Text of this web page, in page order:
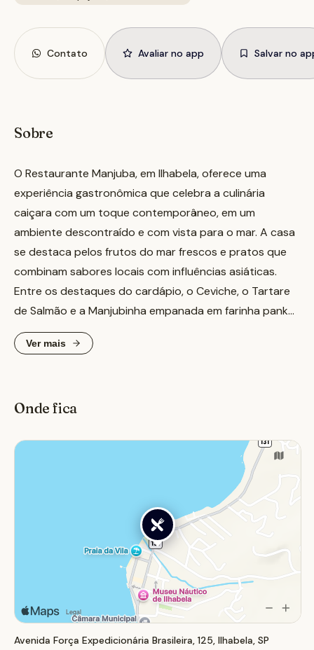
Contato Avaliar no app Salvar no
Sobre
O Restaurante Manjuba, em Ilhabela, oferece uma
experiência gastronômica que celebra a culinária
caiçara com um toque contemporâneo, em um
ambiente descontraído e com vista para o mar. A casa
se destaca pelos frutos do mar frescos e pratos que
combinam sabores locais com influências asiáticas.
Entre os destaques do cardápio, o Ceviche, o Tartare
de Salmão e a Manjubinha empanada em farinha panko
são escolhas populares. O espaço é ideal para quem
busca uma refeição saborosa e relaxante, seja para um
Ver mais
Onde fica
Avenida Força Expedicionária Brasileira, 125, Ilhabela, SP